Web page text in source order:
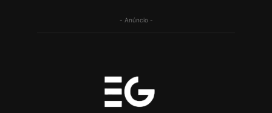
- Anúncio -